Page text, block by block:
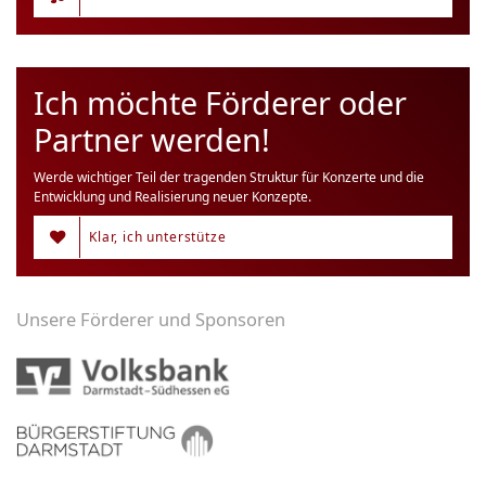
Ich möchte Förderer oder
Partner werden!
Werde wichtiger Teil der tragenden Struktur für Konzerte und die
Entwicklung und Realisierung neuer Konzepte.
Klar, ich unterstütze
Unsere Förderer und Sponsoren